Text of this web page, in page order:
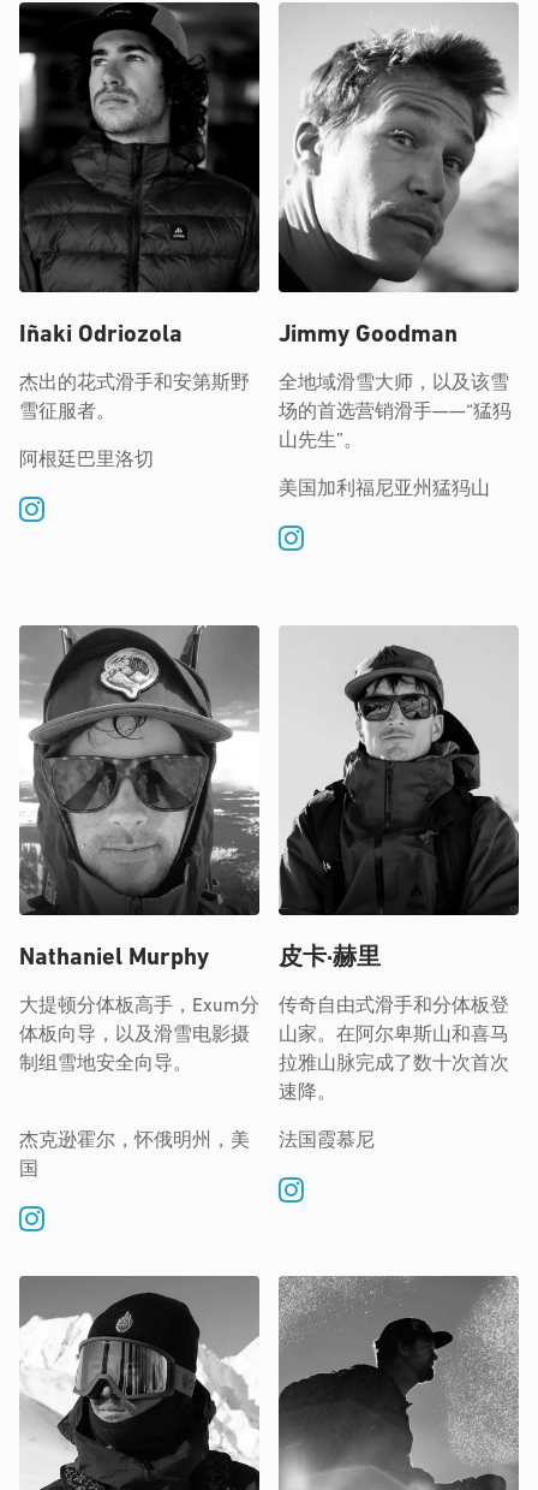
Iñaki Odriozola
杰出的花式滑手和安第斯野
雪征服者。
阿根廷巴里洛切
Jimmy Goodman
全地域滑雪大师，以及该雪
场的首选营销滑手——“猛犸
山先生”。
美国加利福尼亚州猛犸山
Nathaniel Murphy
大提顿分体板高手，Exum分
体板向导，以及滑雪电影摄
制组雪地安全向导。
杰克逊霍尔，怀俄明州，美
国
皮卡·赫里
传奇自由式滑手和分体板登
山家。在阿尔卑斯山和喜马
拉雅山脉完成了数十次首次
速降。
法国霞慕尼